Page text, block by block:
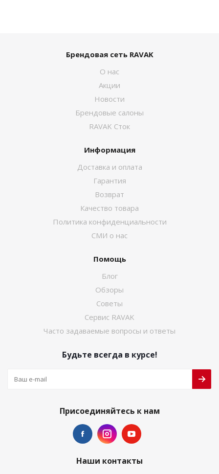
Брендовая сеть RAVAK
О нас
Акции
Новости
Брендовые салоны
RAVAK Сток
Информация
Доставка и оплата
Гарантия
Возврат
Качество товара
Политика конфиденциальности
СМИ о нас
Помощь
Блог
Обзоры
Советы
Сервис RAVAK
Часто задаваемые вопросы и ответы
Будьте всегда в курсе!
Присоединяйтесь к нам
Наши контакты